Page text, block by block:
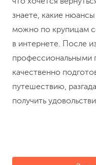
знаете, какие
можно по крупицам
в интернете. После
профессиональными
качественно
путешествию,
получить